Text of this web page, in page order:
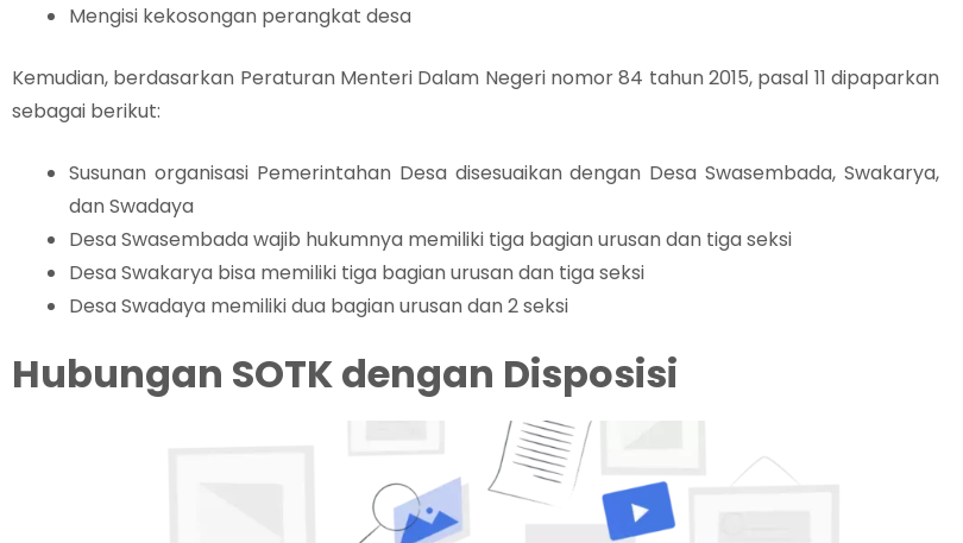
Mengisi kekosongan perangkat desa
Kemudian, berdasarkan Peraturan Menteri Dalam Negeri nomor 84 tahun 2015, pasal 11 dipaparkan
sebagai berikut:
Susunan organisasi Pemerintahan Desa disesuaikan dengan Desa Swasembada, Swakarya,
dan Swadaya
Desa Swasembada wajib hukumnya memiliki tiga bagian urusan dan tiga seksi
Desa Swakarya bisa memiliki tiga bagian urusan dan tiga seksi
Desa Swadaya memiliki dua bagian urusan dan 2 seksi
Hubungan SOTK dengan Disposisi